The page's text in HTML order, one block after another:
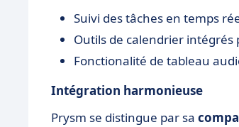
Suivi des tâches en temps
Outils de calendrier
Fonctionalité de tableau
Intégration harmonieuse
Prysm se distingue par sa